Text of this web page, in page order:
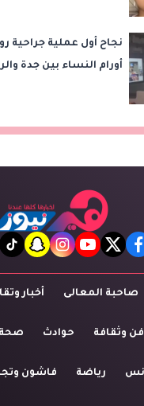
نجاح أول عملية جراحية
أورام النساء بين جدة
facebook
twitter
youtube
instagram
صاحبة المعالى أخبار
فن وثقافة حوادث صحة
رياضة فاشون